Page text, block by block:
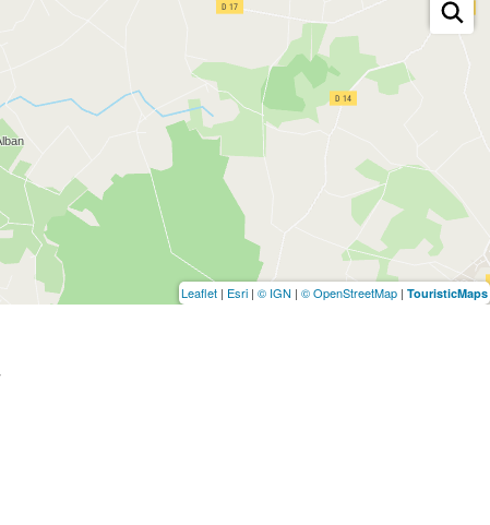
Leaflet | Esri | © IGN | © OpenStreetMap | TouristicMaps